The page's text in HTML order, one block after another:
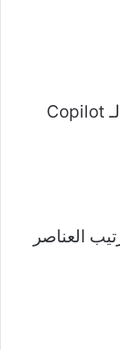
إذا كنت تستخدم PowerPoint، فيمكن لـ Copilot
العناصر